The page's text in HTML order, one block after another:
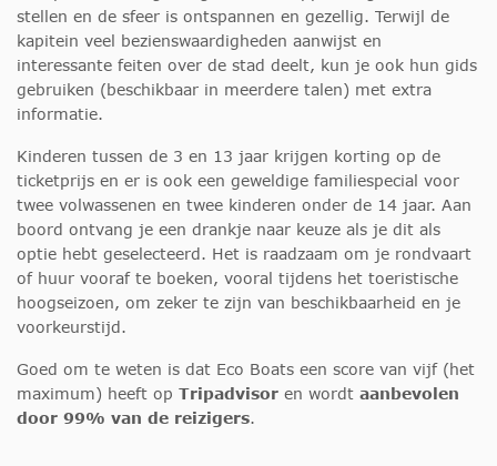
stellen en de sfeer is ontspannen en gezellig. Terwijl de
kapitein veel bezienswaardigheden aanwijst en
interessante feiten over de stad deelt, kun je ook hun gids
gebruiken (beschikbaar in meerdere talen) met extra
informatie.
Kinderen tussen de 3 en 13 jaar krijgen korting op de
ticketprijs en er is ook een geweldige familiespecial voor
twee volwassenen en twee kinderen onder de 14 jaar. Aan
boord ontvang je een drankje naar keuze als je dit als
optie hebt geselecteerd. Het is raadzaam om je rondvaart
of huur vooraf te boeken, vooral tijdens het toeristische
hoogseizoen, om zeker te zijn van beschikbaarheid en je
voorkeurstijd.
Goed om te weten is dat Eco Boats een score van vijf (het
maximum) heeft op Tripadvisor en wordt aanbevolen
door 99% van de reizigers.